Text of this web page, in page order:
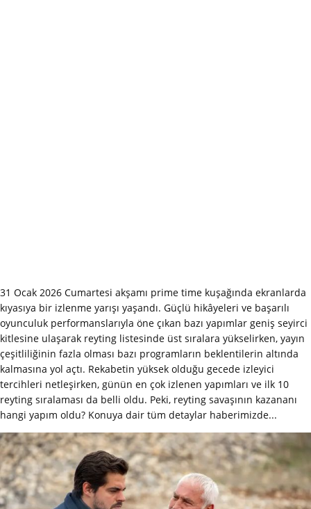
31 Ocak 2026 Cumartesi akşamı prime time kuşağında ekranlarda
kıyasıya bir izlenme yarışı yaşandı. Güçlü hikâyeleri ve başarılı
oyunculuk performanslarıyla öne çıkan bazı yapımlar geniş seyirci
kitlesine ulaşarak reyting listesinde üst sıralara yükselirken, yayın
çeşitliliğinin fazla olması bazı programların beklentilerin altında
kalmasına yol açtı. Rekabetin yüksek olduğu gecede izleyici
tercihleri netleşirken, günün en çok izlenen yapımları ve ilk 10
reyting sıralaması da belli oldu. Peki, reyting savaşının kazananı
hangi yapım oldu? Konuya dair tüm detaylar haberimizde...